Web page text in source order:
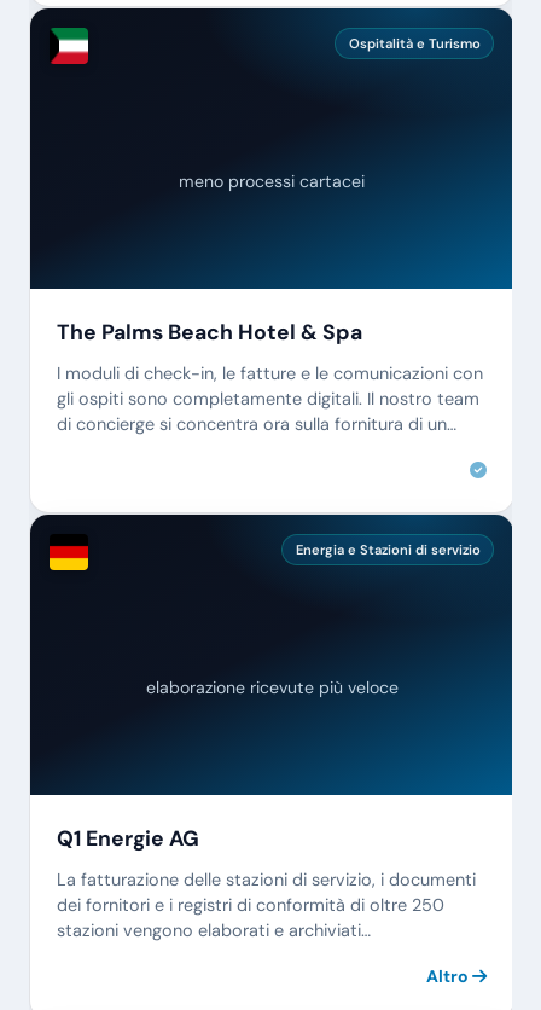
Ospitalità e Turismo
meno processi cartacei
The Palms Beach Hotel & Spa
I moduli di check-in, le fatture e le comunicazioni con
gli ospiti sono completamente digitali. Il nostro team
di concierge si concentra ora sulla fornitura di un
Energia e Stazioni di servizio
elaborazione ricevute più veloce
Q1 Energie AG
La fatturazione delle stazioni di servizio, i documenti
dei fornitori e i registri di conformità di oltre 250
stazioni vengono elaborati e archiviati
Altro